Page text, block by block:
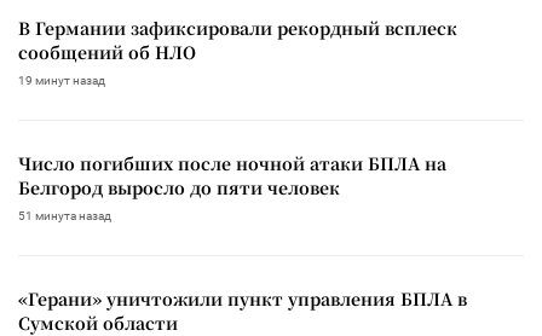
В Германии зафиксировали рекордный всплеск
сообщений об НЛО
19 минут назад
Число погибших после ночной атаки БПЛА на
Белгород выросло до пяти человек
51 минута назад
«Герани» уничтожили пункт управления БПЛА в
Сумской области